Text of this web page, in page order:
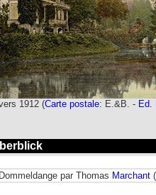
1912 (Carte postale: E.&B. - Ed.
par Thomas Marchant